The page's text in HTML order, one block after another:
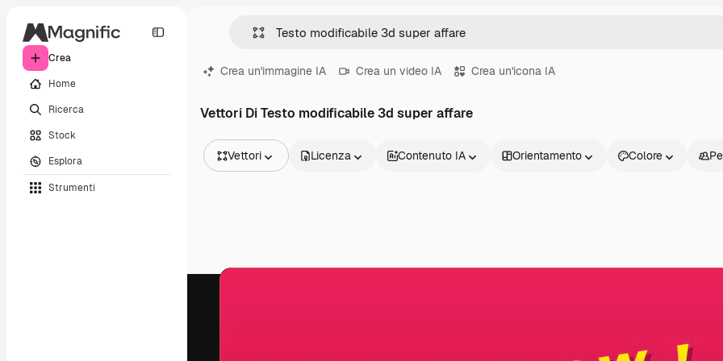
Crea
Home
Ricerca
Stock
Esplora
Strumenti
Crea un'immagine IA Crea un video IA Crea un'icona IA
Vettori Di Testo modificabile 3d super affare
Vettori
Video
Licenza Contenuto IA Orientamento Colore
Inizia